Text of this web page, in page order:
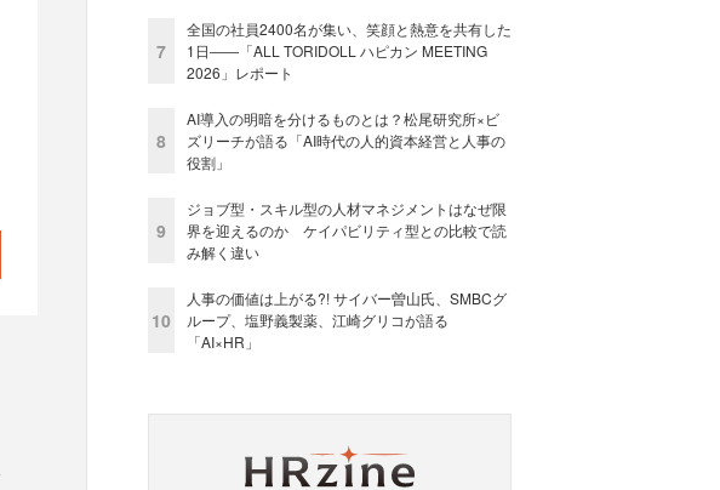
7
全国の社員2400名が集い、笑顔と熱意を共有した
1日――「ALL TORIDOLL ハピカン MEETING
2026」レポート
8
AI導入の明暗を分けるものとは？松尾研究所×ビ
ズリーチが語る「AI時代の人的資本経営と人事の
役割」
9
ジョブ型・スキル型の人材マネジメントはなぜ限
界を迎えるのか ケイパビリティ型との比較で読
み解く違い
10
人事の価値は上がる?! サイバー曽山氏、SMBCグ
ループ、塩野義製薬、江崎グリコが語る
「AI×HR」